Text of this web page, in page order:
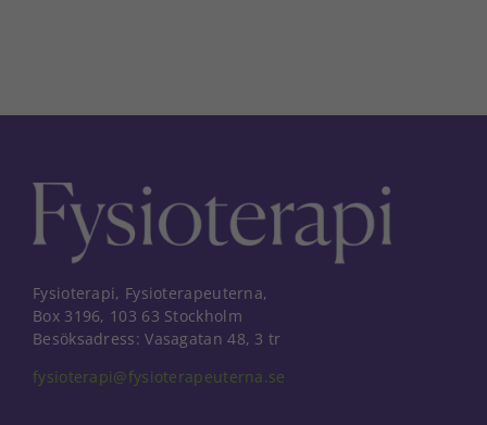
Fysioterapi, Fysioterapeuterna,
Box 3196, 103 63 Stockholm
Besöksadress: Vasagatan 48, 3 tr
fysioterapi@fysioterapeuterna.se